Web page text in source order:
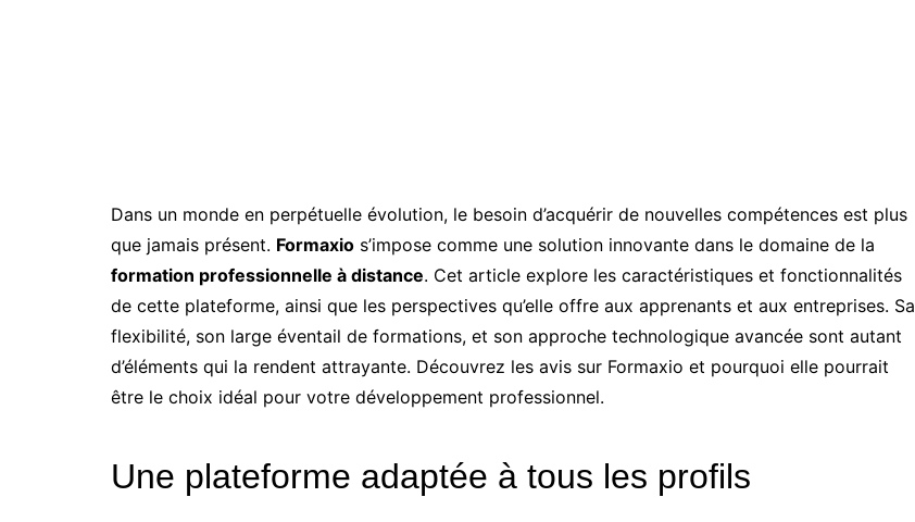
Dans un monde en perpétuelle évolution, le besoin d’acquérir de nouvelles compétences est plus
que jamais présent. Formaxio s’impose comme une solution innovante dans le domaine de la
formation professionnelle à distance. Cet article explore les caractéristiques et fonctionnalités
de cette plateforme, ainsi que les perspectives qu’elle offre aux apprenants et aux entreprises. Sa
flexibilité, son large éventail de formations, et son approche technologique avancée sont autant
d’éléments qui la rendent attrayante. Découvrez les avis sur Formaxio et pourquoi elle pourrait
être le choix idéal pour votre développement professionnel.
Une plateforme adaptée à tous les profils